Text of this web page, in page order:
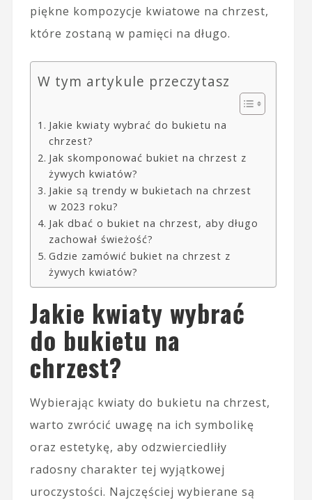
piękne kompozycje kwiatowe na chrzest,
które zostaną w pamięci na długo.
W tym artykule przeczytasz
Jakie kwiaty wybrać do bukietu na
chrzest?
Jak skomponować bukiet na chrzest z
żywych kwiatów?
Jakie są trendy w bukietach na chrzest
w 2023 roku?
Jak dbać o bukiet na chrzest, aby długo
zachował świeżość?
Gdzie zamówić bukiet na chrzest z
żywych kwiatów?
Jakie kwiaty wybrać
do bukietu na
chrzest?
Wybierając kwiaty do bukietu na chrzest,
warto zwrócić uwagę na ich symbolikę
oraz estetykę, aby odzwierciedliły
radosny charakter tej wyjątkowej
uroczystości. Najczęściej wybierane są